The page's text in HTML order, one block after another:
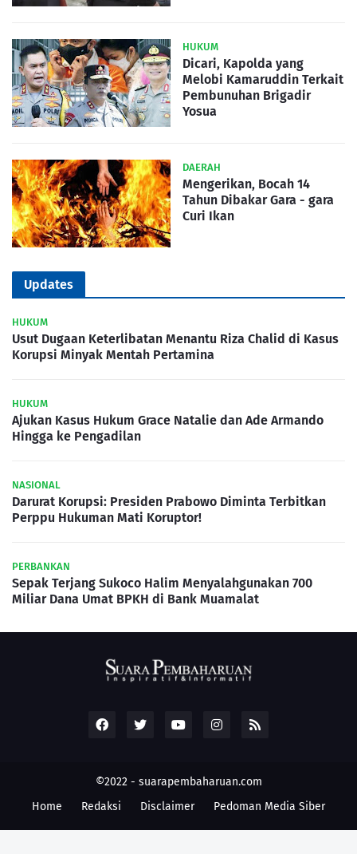
HUKUM
Dicari, Kapolda yang
Melobi Kamaruddin Terkait
Pembunuhan Brigadir
Yosua
DAERAH
Mengerikan, Bocah 14
Tahun Dibakar Gara - gara
Curi Ikan
Updates
HUKUM
Usut Dugaan Keterlibatan Menantu Riza Chalid di Kasus
Korupsi Minyak Mentah Pertamina
HUKUM
Ajukan Kasus Hukum Grace Natalie dan Ade Armando
Hingga ke Pengadilan
NASIONAL
Darurat Korupsi: Presiden Prabowo Diminta Terbitkan
Perppu Hukuman Mati Koruptor!
PERBANKAN
Sepak Terjang Sukoco Halim Menyalahgunakan 700
Miliar Dana Umat BPKH di Bank Muamalat
©2022 - suarapembaharuan.com
Home
Redaksi Disclaimer Pedoman Media Siber